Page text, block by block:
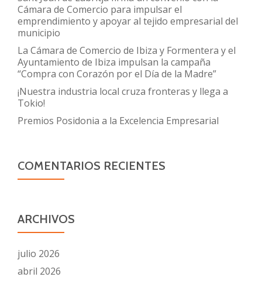
Cámara de Comercio para impulsar el
emprendimiento y apoyar al tejido empresarial del
municipio
La Cámara de Comercio de Ibiza y Formentera y el
Ayuntamiento de Ibiza impulsan la campaña
“Compra con Corazón por el Día de la Madre”
¡Nuestra industria local cruza fronteras y llega a
Tokio!
Premios Posidonia a la Excelencia Empresarial
COMENTARIOS RECIENTES
ARCHIVOS
julio 2026
abril 2026